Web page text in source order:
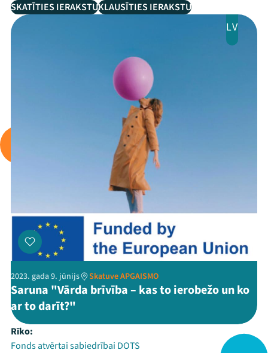
SKATĪTIES IERAKSTUKLAUSĪTIES IERAKSTU
LV
2023. gada 9. jūnijs Skatuve APGAISMO
Saruna "Vārda brīvība – kas to ierobežo un ko
ar to darīt?"
Rīko:
Fonds atvērtai sabiedrībai DOTS